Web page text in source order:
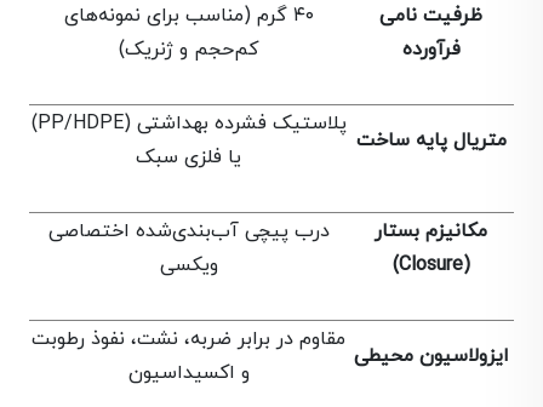
ظرفیت نامی
فرآورده
۴۰ گرم (مناسب برای نمونه‌های
کم‌حجم و ژنریک)
متریال پایه ساخت
پلاستیک فشرده بهداشتی (PP/HDPE)
یا فلزی سبک
مکانیزم بستار
(Closure)
درب پیچی آب‌بندی‌شده اختصاصی
ویکسی
ایزولاسیون محیطی
مقاوم در برابر ضربه، نشت، نفوذ رطوبت
و اکسیداسیون